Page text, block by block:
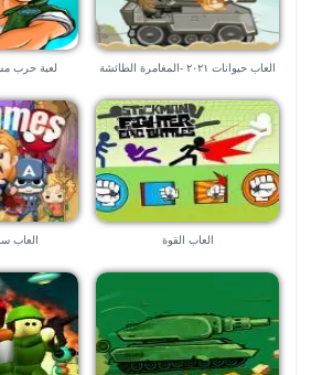
العاب حيوانات ٢٠٢١ -المغامرة الطائشة لعبة حرب
العاب القوة العاب